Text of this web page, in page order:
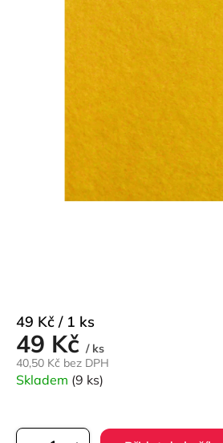
49 Kč / ks
40,50 Kč bez DPH
Měrná
cena:
49 Kč / 1 ks
Skladem (9 ks)